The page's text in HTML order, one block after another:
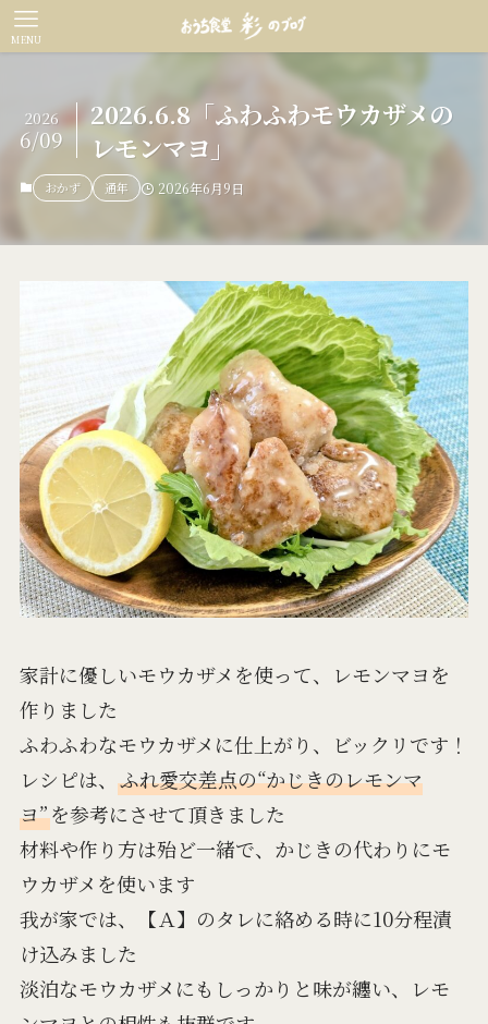
MENU
2026.6.8「ふわふわモウカザメの
レモンマヨ」
2026
6/09
おかず 通年 2026年6月9日
家計に優しいモウカザメを使って、レモンマヨを
作りました
ふわふわなモウカザメに仕上がり、ビックリです！
レシピは、 ふれ愛交差点の“かじきのレモンマ
ヨ”を参考にさせて頂きました
材料や作り方は殆ど一緒で、かじきの代わりにモ
ウカザメを使います
我が家では、【Ａ】のタレに絡める時に10分程漬
け込みました
淡泊なモウカザメにもしっかりと味が纏い、レモ